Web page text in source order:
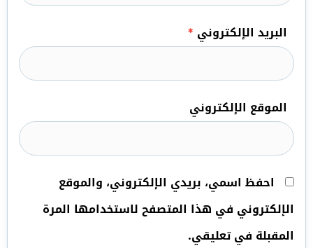
البريد الإلكتروني *
الموقع الإلكتروني
احفظ اسمي، بريدي الإلكتروني، والموقع
الإلكتروني في هذا المتصفح لاستخدامها المرة
المقبلة في تعليقي.